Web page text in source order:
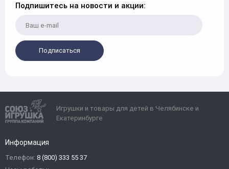
Подпишитесь на новости и акции:
Подписаться
Игрушки и товары для детей в Челябинске и
Екатеринбурге
Информация
Телефон: 8 (800) 333 55 37